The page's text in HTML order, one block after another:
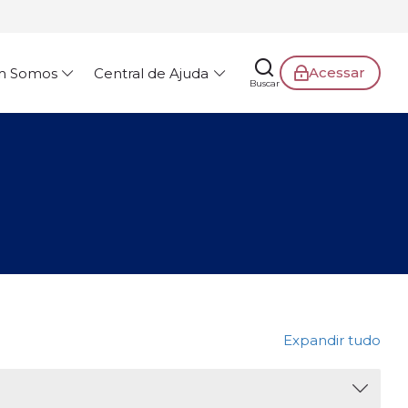
Somos Central de Ajuda
Buscar
Acessar
Expandir tudo